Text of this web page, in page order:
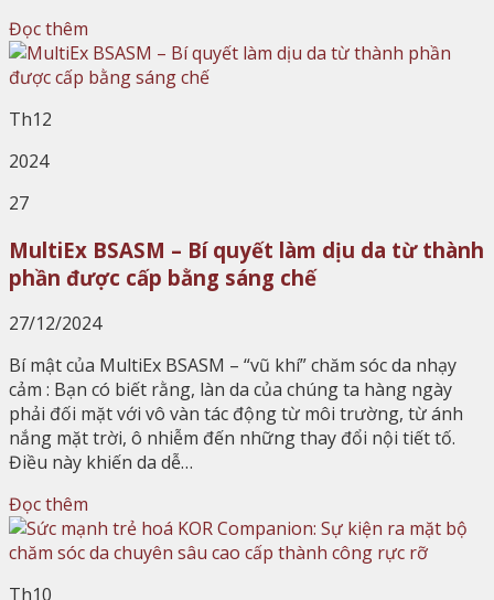
Đọc thêm
Th12
2024
27
MultiEx BSASM – Bí quyết làm dịu da từ thành
phần được cấp bằng sáng chế
27/12/2024
Bí mật của MultiEx BSASM – “vũ khí” chăm sóc da nhạy
cảm : Bạn có biết rằng, làn da của chúng ta hàng ngày
phải đối mặt với vô vàn tác động từ môi trường, từ ánh
nắng mặt trời, ô nhiễm đến những thay đổi nội tiết tố.
Điều này khiến da dễ…
Đọc thêm
Th10